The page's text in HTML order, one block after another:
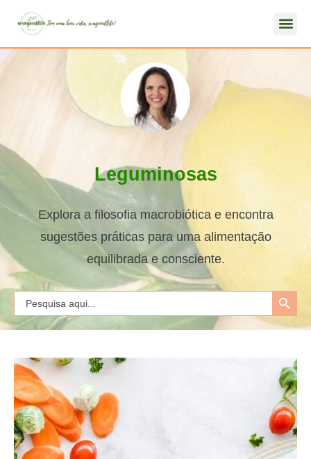
Leguminosas
Explora a filosofia macrobiótica e encontra
sugestões práticas para uma alimentação
equilibrada e consciente.
Search
for:
Search Button